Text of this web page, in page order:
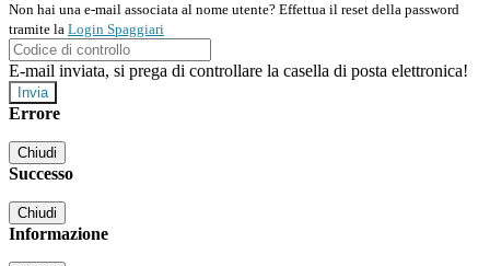
Non hai una e-mail associata al nome utente? Effettua il reset della password
tramite la Login Spaggiari
E-mail inviata, si prega di controllare la casella di posta elettronica!
Errore
Chiudi
Successo
Chiudi
Informazione